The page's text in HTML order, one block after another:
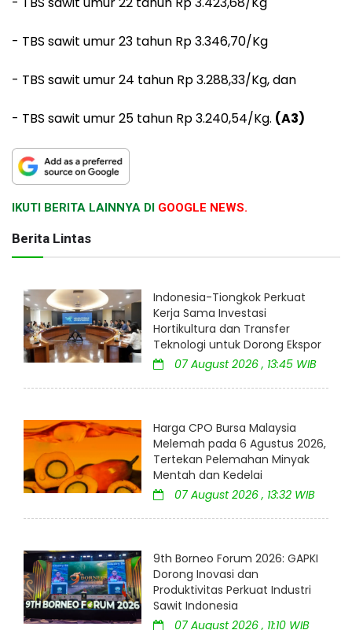
- TBS sawit umur 23 tahun Rp 3.346,70/Kg
- TBS sawit umur 24 tahun Rp 3.288,33/Kg, dan
- TBS sawit umur 25 tahun Rp 3.240,54/Kg. (A3)
IKUTI BERITA LAINNYA DI GOOGLE NEWS.
Berita Lintas
Indonesia-Tiongkok Perkuat
Kerja Sama Investasi
Hortikultura dan Transfer
Teknologi untuk Dorong Ekspor
07 August 2026 , 13:45 WIB
Harga CPO Bursa Malaysia
Melemah pada 6 Agustus 2026,
Tertekan Pelemahan Minyak
Mentah dan Kedelai
07 August 2026 , 13:32 WIB
9th Borneo Forum 2026: GAPKI
Dorong Inovasi dan
Produktivitas Perkuat Industri
Sawit Indonesia
07 August 2026 , 11:10 WIB